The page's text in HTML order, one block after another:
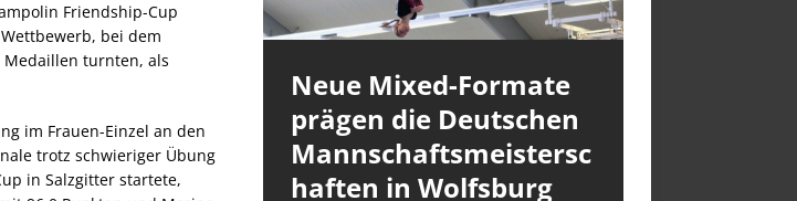
Friendship-Cup
bei dem
turnten, als
im Frauen-Einzel an den
trotz schwieriger Übung
in Salzgitter startete,
Neue Mixed-Formate
prägen die Deutschen
Mannschaftsmeistersc
haften in Wolfsburg